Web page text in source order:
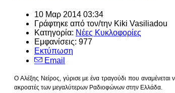
10 Μαρ 2014 03:34
Γράφτηκε από τον/την Kiki Vasiliadou
Κατηγορία: Νέες Κυκλοφορίες
Εμφανίσεις: 977
Εκτύπωση
Email
Ο Αλέξης Νείρος, γύρισε με ένα τραγούδι που
ακροατές των μεγαλύτερων Ραδιοφώνων στην Ελλάδα.